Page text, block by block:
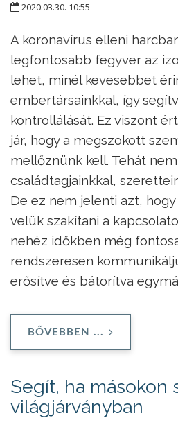
2020.03.30. 10:55
A koronavírus elleni
legfontosabb fegyver az
lehet, minél kevesebbet
embertársainkkal, így
kontrollálását. Ez viszont
jár, hogy a megszokott
mellőznünk kell. Tehát
családtagjainkkal,
De ez nem jelenti azt,
velük szakítani a
nehéz időkben még
rendszeresen
erősítve és bátorítva
BŐVEBBEN ...
Segít, ha másokon
világjárványban